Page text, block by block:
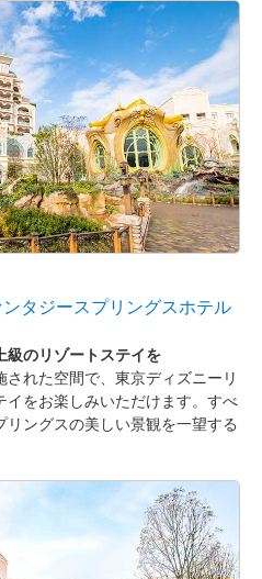
タジースプリングスホテル
級のリゾートステイを
れた空間で、東京ディズニーリ
をお楽しみいただけます。すべ
ングスの美しい景観を一望する